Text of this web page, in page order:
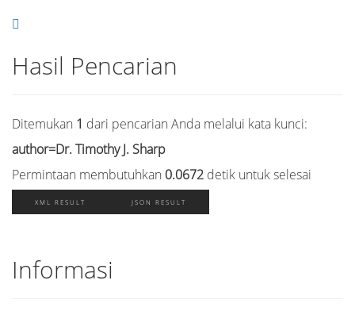
Hasil Pencarian
Ditemukan 1 dari pencarian Anda melalui kata kunci:
author=Dr. Timothy J. Sharp
Permintaan membutuhkan 0.0672 detik untuk selesai
XML RESULT JSON RESULT
Informasi